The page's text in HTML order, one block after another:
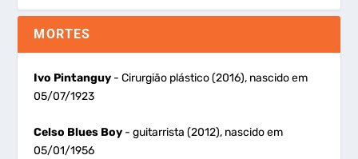
MORTES
Ivo Pintanguy - Cirurgião plástico (2016), nascido em
05/07/1923
Celso Blues Boy - guitarrista (2012), nascido em
05/01/1956